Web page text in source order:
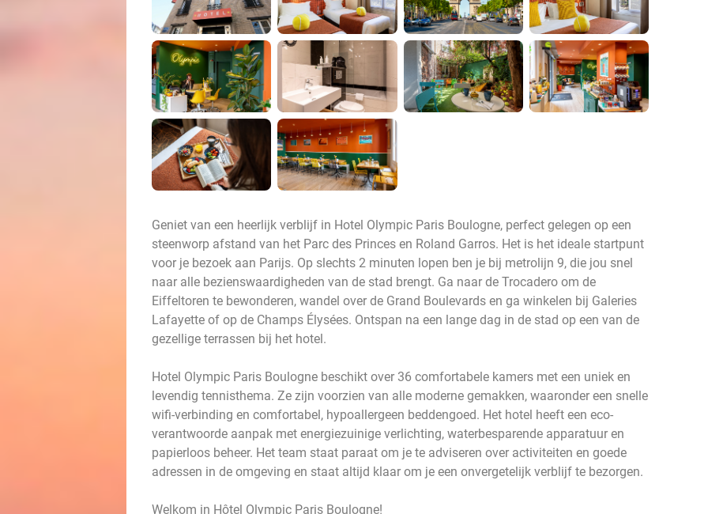
Geniet van een heerlijk verblijf in Hotel Olympic Paris Boulogne, perfect gelegen op een
steenworp afstand van het Parc des Princes en Roland Garros. Het is het ideale startpunt
voor je bezoek aan Parijs. Op slechts 2 minuten lopen ben je bij metrolijn 9, die jou snel
naar alle bezienswaardigheden van de stad brengt. Ga naar de Trocadero om de
Eiffeltoren te bewonderen, wandel over de Grand Boulevards en ga winkelen bij Galeries
Lafayette of op de Champs Élysées. Ontspan na een lange dag in de stad op een van de
gezellige terrassen bij het hotel.
Hotel Olympic Paris Boulogne beschikt over 36 comfortabele kamers met een uniek en
levendig tennisthema. Ze zijn voorzien van alle moderne gemakken, waaronder een snelle
wifi-verbinding en comfortabel, hypoallergeen beddengoed. Het hotel heeft een eco-
verantwoorde aanpak met energiezuinige verlichting, waterbesparende apparatuur en
papierloos beheer. Het team staat paraat om je te adviseren over activiteiten en goede
adressen in de omgeving en staat altijd klaar om je een onvergetelijk verblijf te bezorgen.
Welkom in Hôtel Olympic Paris Boulogne!